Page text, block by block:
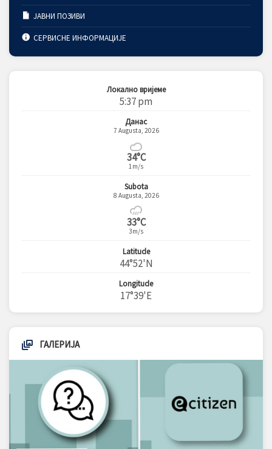
ЈАВНИ ПОЗИВИ
СЕРВИСНЕ ИНФОРМАЦИЈЕ
Локално вријеме
5:37 pm
Данас
7 Augusta, 2026
34°C
1m/s
Subota
8 Augusta, 2026
33°C
3m/s
Latitude
44°52'N
Longitude
17°39'E
ГАЛЕРИЈА